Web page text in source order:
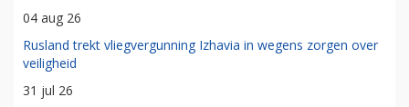
04 aug 26
Rusland trekt vliegvergunning Izhavia in wegens zorgen over
veiligheid
31 jul 26